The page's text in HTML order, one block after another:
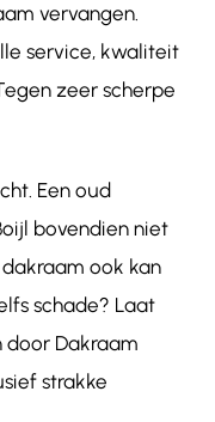
vervangen.
service, kwaliteit
zeer scherpe
Een oud
bovendien niet
ook kan
schade? Laat
door Dakraam
strakke